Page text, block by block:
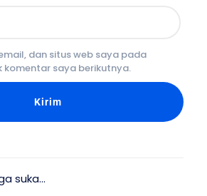
dan situs web saya pada
komentar saya berikutnya.
suka…